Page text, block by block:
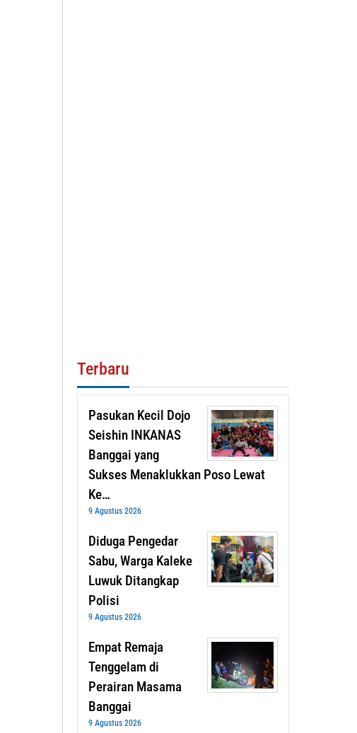
Terbaru
Pasukan Kecil Dojo
Seishin INKANAS
Banggai yang
Sukses Menaklukkan Poso Lewat
Ke…
9 Agustus 2026
Diduga Pengedar
Sabu, Warga Kaleke
Luwuk Ditangkap
Polisi
9 Agustus 2026
Empat Remaja
Tenggelam di
Perairan Masama
Banggai
9 Agustus 2026